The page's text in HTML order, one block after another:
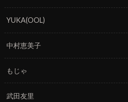
YUKA(OOL)
中村恵美子
もじゃ
武田友里